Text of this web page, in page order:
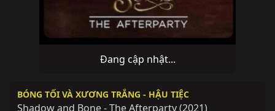
Đang cập nhật...
BÓNG TỐI VÀ XƯƠNG TRẮNG - HẬU TIỆC
Shadow and Bone - The Afterparty(2021)